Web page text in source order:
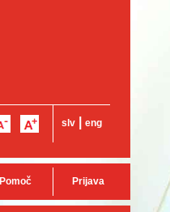
slv eng
Pomoč Prijava